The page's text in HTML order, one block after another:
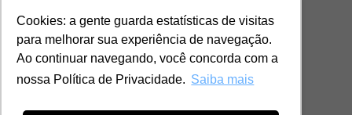
Cookies: a gente guarda estatísticas de visitas
para melhorar sua experiência de navegação.
Ao continuar navegando, você concorda com a
nossa Política de Privacidade. Saiba mais